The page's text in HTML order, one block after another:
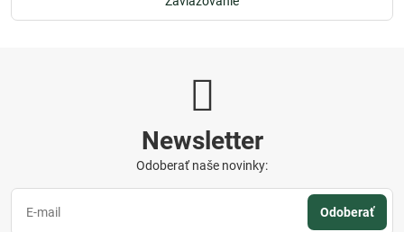
Newsletter
Odoberať naše novinky:
Odoberať